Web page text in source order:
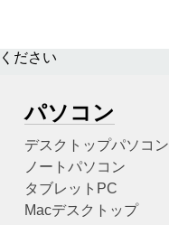
ださい
パソコン
デスクトップパソコン
ノートパソコン
タブレットPC
Macデスクトップ